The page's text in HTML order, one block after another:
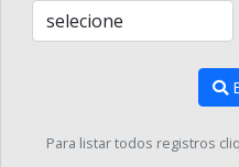
Para listar todos registros